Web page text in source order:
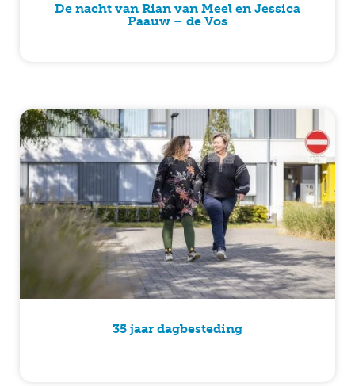
De nacht van Rian van Meel en Jessica
Paauw – de Vos
35 jaar dagbesteding